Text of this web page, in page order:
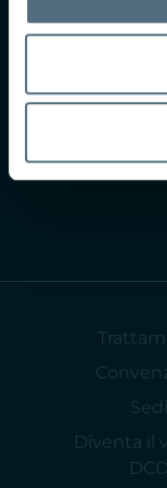
Sedi
Diventa il
DCD